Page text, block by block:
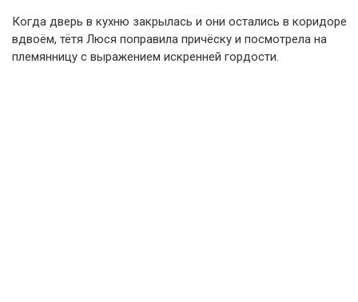
Когда дверь в кухню закрылась и они остались в коридоре
вдвоём, тётя Люся поправила причёску и посмотрела на
племянницу с выражением искренней гордости.